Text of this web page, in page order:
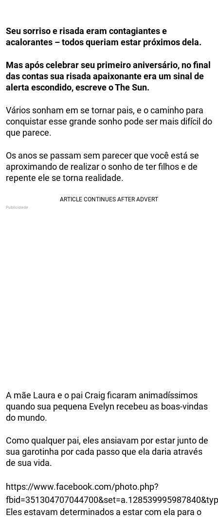
Seu sorriso e risada eram contagiantes e
acalorantes – todos queriam estar próximos dela.
Mas após celebrar seu primeiro aniversário, no final
das contas sua risada apaixonante era um sinal de
alerta escondido, escreve o The Sun.
Vários sonham em se tornar pais, e o caminho para
conquistar esse grande sonho pode ser mais difícil do
que parece.
Os anos se passam sem parecer que você está se
aproximando de realizar o sonho de ter filhos e de
repente ele se torna realidade.
A mãe Laura e o pai Craig ficaram animadíssimos
quando sua pequena Evelyn recebeu as boas-vindas
do mundo.
Como qualquer pai, eles ansiavam por estar junto de
sua garotinha por cada passo que ela daria através
de sua vida.
https://www.facebook.com/photo.php?
Eles estavam determinados a estar com ela para o